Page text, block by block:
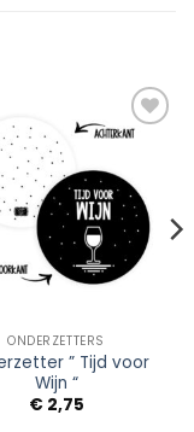
Add to
ONDERZETTERS
” Tijd voor
Wijn “
€2,75